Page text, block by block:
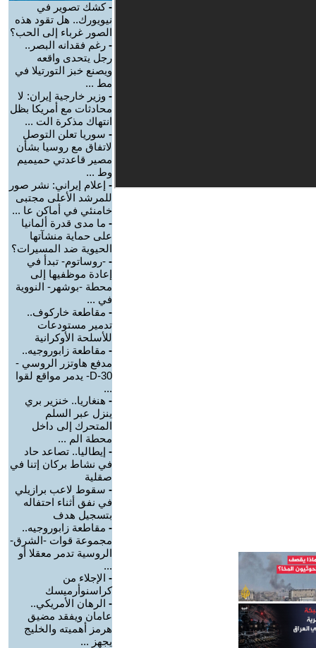
-كشك تصوير في
نيويورك.. هل تقود هذه
الصور غرباء إلى الحب؟
- رغم فقدانه البصر..
رجل يتحدى واقعه
ويصنع خبز التورتيلا في
مط ...
- وزير خارجية إيران: لا
محادثات مع أمريكا بظل
انتهاك مذكرة الت ...
- سوريا تعلن التوصل
لاتفاق مع روسيا بشأن
مصير قاعدتي حميميم
وط ...
- إعلام إيراني: نشر صور
للمرشد الأعلى مجتبى
خامنئي في أماكن عا ...
- ما مدى قدرة ألمانيا
على حماية منشآتها
الحيوية ضد المسيرات؟
- -روساتوم- تبدأ في
إعادة موظفيها إلى
محطة -بوشهر- النووية
في ...
- مقاطعة خاركوف..
تدمير مستودعات
للأسلحة الأوكرانية
- مقاطعة زابوروجيه..
مدفع هاوتزر الروسي -
D-30- يدمر مواقع لقوا
...
- هنغاريا.. خنزير بري
ينزل عبر السلم
المتحرك إلى داخل
محطة الم ...
- إيطاليا.. تصاعد حاد
في نشاط بركان إتنا في
صقلية
- سقوط لاعب برازيلي
في نفق أثناء احتفاله
بتسجيل هدف
- مقاطعة زابوروجيه..
مجموعة قوات -الشرق-
الروسية تدمر معقلا أو
...
- الإجلاء من
كراسنوأرميسك
- الرهان الأمريكي..
عامان ويفقد مضيق
هرمز أهميته والخليج
يجهز ...